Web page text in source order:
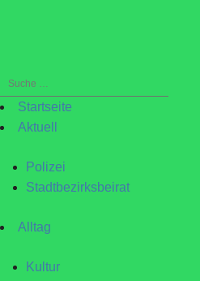
Suche
nach:Startseite
Aktuell
Polizei
Stadtbezirksbeirat
Alltag
Kultur